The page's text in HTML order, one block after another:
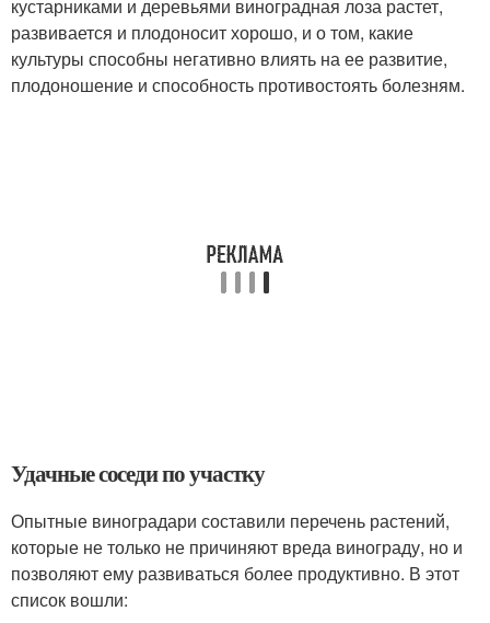
кустарниками и деревьями виноградная лоза растет,
развивается и плодоносит хорошо, и о том, какие
культуры способны негативно влиять на ее развитие,
плодоношение и способность противостоять болезням.
Удачные соседи по участку
Опытные виноградари составили перечень растений,
которые не только не причиняют вреда винограду, но и
позволяют ему развиваться более продуктивно. В этот
список вошли: